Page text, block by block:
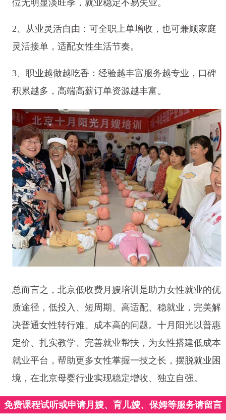
位无明显淡旺季，就业稳定不易失业。
2、从业灵活自由：可全职上单增收，也可兼顾家庭
灵活接单，适配女性生活节奏。
3、职业越做越吃香：经验越丰富服务越专业，口碑
积累越多，高端高薪订单资源越丰富。
总而言之，北京低收费月嫂培训是助力女性就业的优
质途径，低投入、短周期、高适配、稳就业，完美解
决普通女性转行难、成本高的问题。十月阳光以普惠
定价、扎实教学、完善就业帮扶，为女性搭建低成本
就业平台，帮助更多女性掌握一技之长，摆脱就业困
境，在北京母婴行业实现稳定增收、独立自强。
免费课程试听或申请月嫂、育儿嫂、保姆等服务请留言